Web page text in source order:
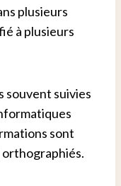
plusieurs
à plusieurs
souvent suivies
sont
orthographiés.